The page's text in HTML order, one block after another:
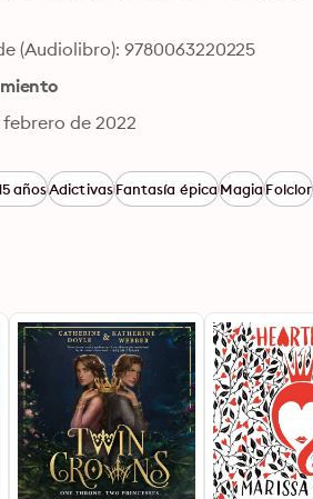
(Audiolibro): 9780063220225
de 2022
añosAdictivasFantasía épicaMagiaFolclor